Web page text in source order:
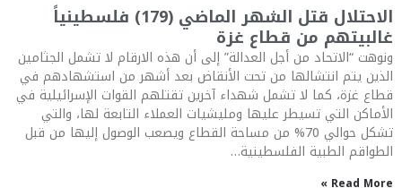
الاحتلال قتل الشهر الماضي (179) فلسطينياً
غالبيتهم من قطاع غزة
ونوهت “الاتحاد من أجل العدالة” إلى أن هذه الارقام لا تشمل الجثامين
الذين يتم انتشالها من تحت الأنقاض بعد أشهر من استشهادهم في
قطاع غزة، كما لا تشمل شهداء آخرين تقتلهم القوات الإسرائيلية في
الأماكن التي تسيطر عليها ومليشيات العملاء التابعة لها، والتي
تشكل حوالي 70% من مساحة القطاع ويصعب الوصول إليها من قبل
الطواقم الطبية الفلسطينية…
Read More »